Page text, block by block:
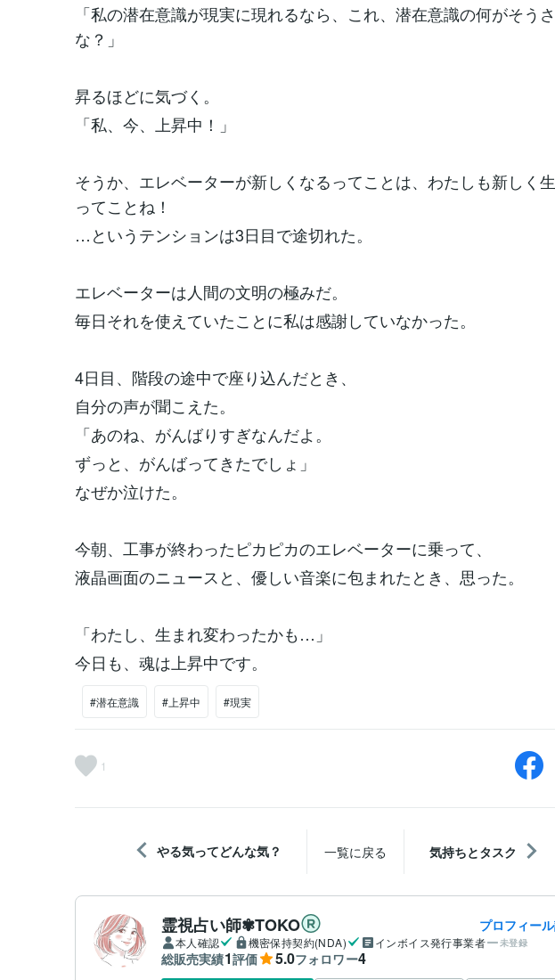
「私の潜在意識が現実に現れるなら、これ、潜在意識の何がそう
な？」
昇るほどに気づく。
「私、今、上昇中！」
そうか、エレベーターが新しくなるってことは、わたしも新しく
ってことね！
…というテンションは3日目で途切れた。
エレベーターは人間の文明の極みだ。
毎日それを使えていたことに私は感謝していなかった。
4日目、階段の途中で座り込んだとき、
自分の声が聞こえた。
「あのね、がんばりすぎなんだよ。
ずっと、がんばってきたでしょ」
なぜか泣けた。
今朝、工事が終わったピカピカのエレベーターに乗って、
液晶画面のニュースと、優しい音楽に包まれたとき、思った。
「わたし、生まれ変わったかも…」
今日も、魂は上昇中です。
#潜在意識 #上昇中 #現実
1
やる気ってどんな気？ 一覧に戻る 気持ちとタスク
霊視占い師✾TOKO プロフィー
本人確認 機密保持契約(NDA) インボイス発行事業者 未登録
総販売実績1評価 5.0フォロワー4